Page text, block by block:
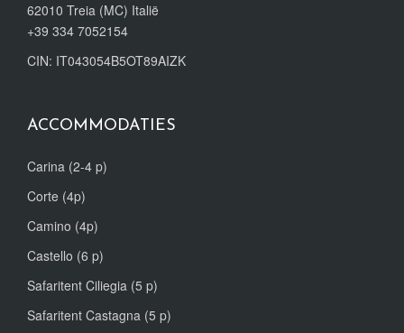
62010 Treia (MC) Italië
+39 334 7052154
CIN: IT043054B5OT89AIZK
ACCOMMODATIES
Carina (2-4 p)
Corte (4p)
Camino (4p)
Castello (6 p)
Safaritent Ciliegia (5 p)
Safaritent Castagna (5 p)